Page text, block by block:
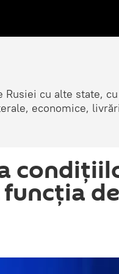
cu alte state, cu
economice, livrări
de